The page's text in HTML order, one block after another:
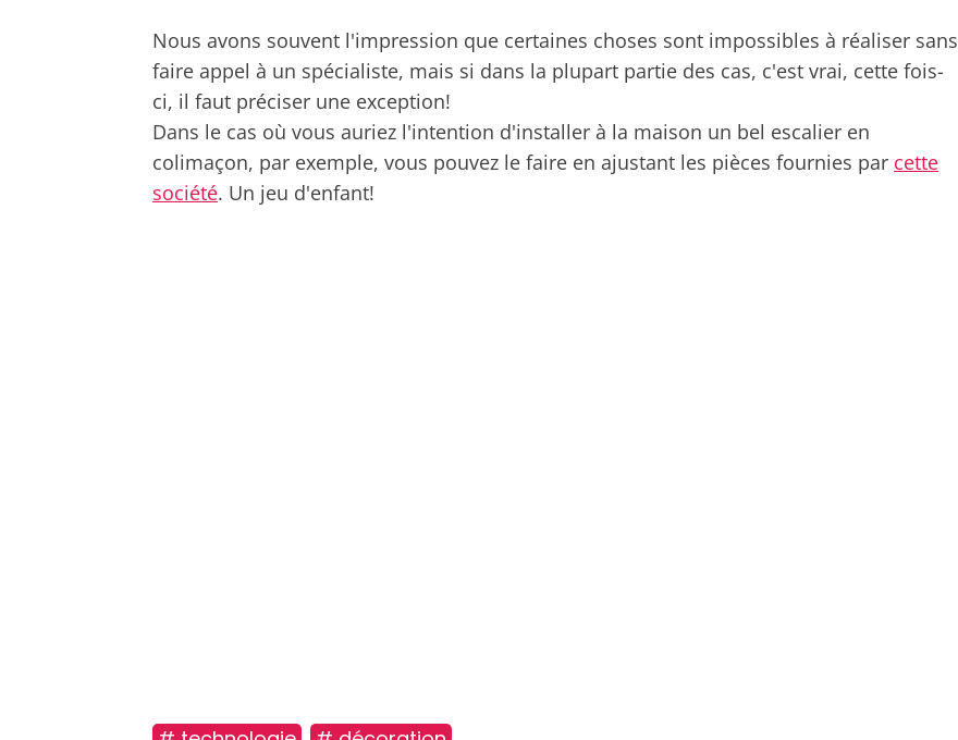
Nous avons souvent l'impression que certaines choses sont impossibles à réaliser sans
faire appel à un spécialiste, mais si dans la plupart partie des cas, c'est vrai, cette fois-
ci, il faut préciser une exception!
Dans le cas où vous auriez l'intention d'installer à la maison un bel escalier en
colimaçon, par exemple, vous pouvez le faire en ajustant les pièces fournies par cette
société. Un jeu d'enfant!